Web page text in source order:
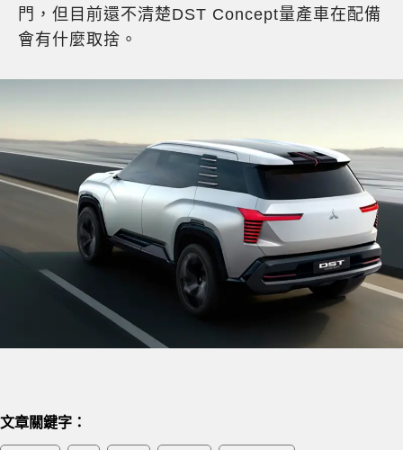
門，但目前還不清楚DST Concept量產車在配備
會有什麼取捨。
文章關鍵字：